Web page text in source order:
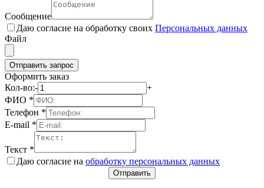
Сообщение
Даю согласие на обработку своих Персональных данных
Файл
Отправить запрос
Оформить заказ
Кол-во:-
+
ФИО *
Телефон *
E-mail *
Текст *
Даю согласие на обработку персональных данных
Отправить